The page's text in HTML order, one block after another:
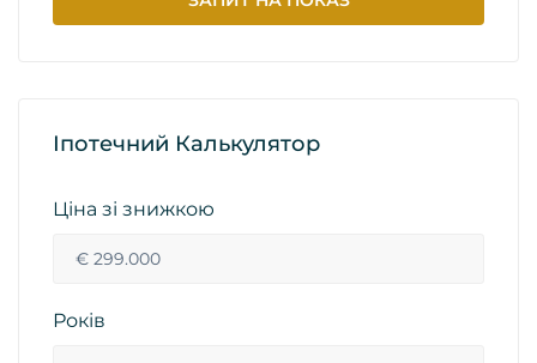
Іпотечний Калькулятор
Ціна зі знижкою
Років